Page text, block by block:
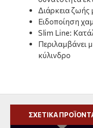
Διάρκεια ζωής
Ειδοποίηση
Slim Line:
Περιλαμβάνει
κύλινδρο
ΣΧΕΤΙΚΑ